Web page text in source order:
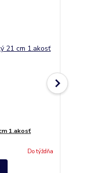
1.akosť
Do týždňa